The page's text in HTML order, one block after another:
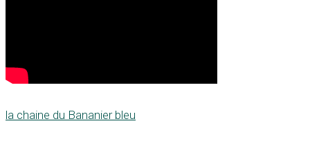
la chaine du Bananier bleu